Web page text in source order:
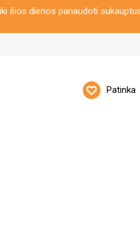
šios dienos panaudoti
Patinka